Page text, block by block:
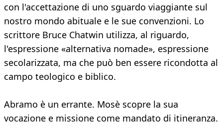
con l'accettazione di uno sguardo viaggiante sul
nostro mondo abituale e le sue convenzioni. Lo
scrittore Bruce Chatwin utilizza, al riguardo,
l'espressione «alternativa nomade», espressione
secolarizzata, ma che può ben essere ricondotta al
campo teologico e biblico.
Abramo è un errante. Mosè scopre la sua
vocazione e missione come mandato di itineranza.